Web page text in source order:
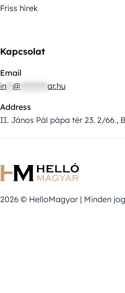
Friss hírek
Kapcsolat
Email
in @ ar.hu
Address
II. János Pál pápa tér 23. 2/66.,
2026 © HelloMagyar | Minden